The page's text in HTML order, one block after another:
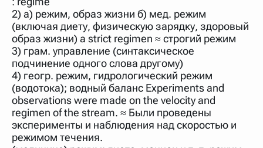
нужно будет нажать на кнопку "Найти".
Для более сложных случаев существует возможность
указывать несколько слов в запросе. Например, если
написать в строке запроса "Пушкин поэт" и нажать
"Найти", выведутся все словарные статьи о поэте
Пушкине, но не о городе.
В сложных запросах тоже могут присутствовать
неизвестные буквы. Например, в кроссворде есть
слово "***м***ов", в задании "русский поэт 19 века".
Пишем в Reword первым словом "***м***ов", далее
через пробел "поэт". Получается "***м***ов поэт" (без
кавычек). Нажимаем "Найти" и получаем статью
"Лермонтов" и не только.
2) а) режим, образ жизни б) мед. режим
(включая диету, физическую зарядку, здоровый
образ жизни) a strict regimen ≈ строгий режим
3) грам. управление (синтаксическое
подчинение одного слова другому)
4) геогр. режим, гидрологический режим
(водотока); водный баланс Experiments and
observations were made on the velocity and
regimen of the stream. ≈ Были проведены
эксперименты и наблюдения над скоростью и
режимом течения.